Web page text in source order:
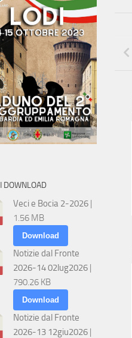
DOWNLOAD
Veci e Bocia 2-2026 |
1.56 MB
Download
Notizie dal Fronte
2026-14 02lug2026 |
790.26 KB
Download
Notizie dal Fronte
2026-13 12giu2026 |